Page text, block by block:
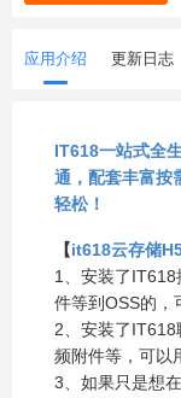
应用介绍 更新日志
IT618一站式全
通，配套丰富按
轻松！
【it618云存储
1、安装了
件等到OSS的，
2、安装了
频附件等，可以
3、如果只是想